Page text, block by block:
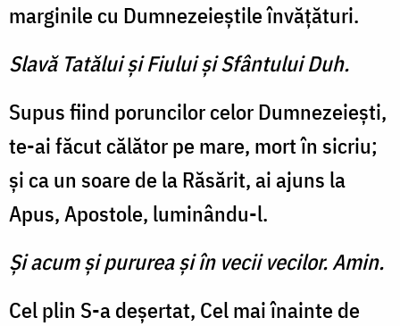
marginile cu Dumnezeieştile învăţături.
Slavă Tatălui şi Fiului şi Sfântului Duh.
Supus fiind poruncilor celor Dumnezeieşti,
te-ai făcut călător pe mare, mort în sicriu;
şi ca un soare de la Răsărit, ai ajuns la
Apus, Apostole, luminându-l.
Şi acum şi pururea şi în vecii vecilor. Amin.
Cel plin S-a deşertat, Cel mai înainte de